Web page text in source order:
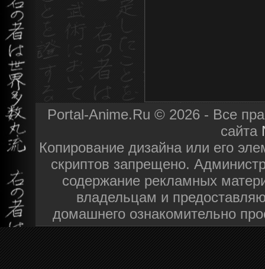
Portal-Anime.Ru © 2026 - Все
сайта
Копирование дизайна или его
скриптов запрещено.
содержание рекламных
владельцам и
домашнего ознакомительно